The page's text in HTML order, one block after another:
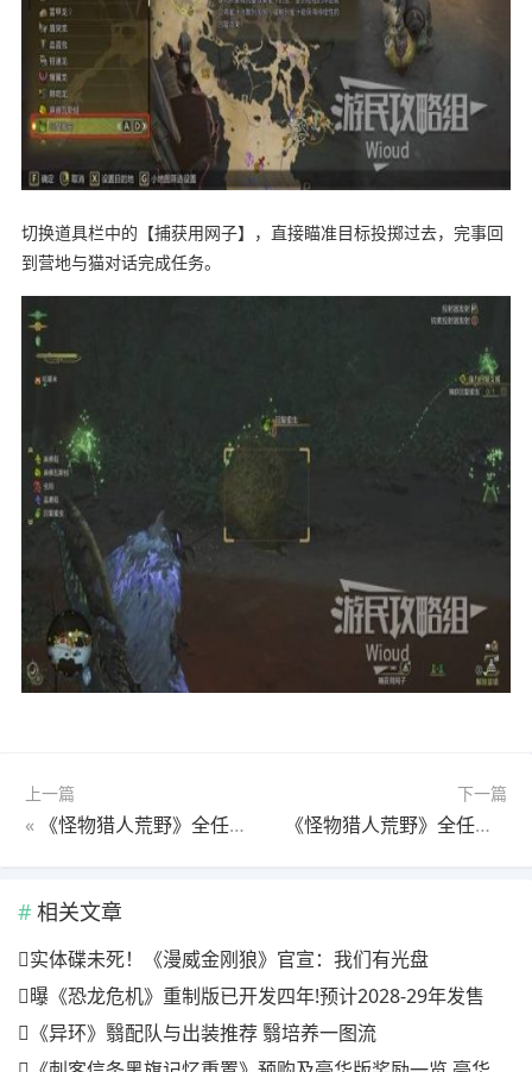
切换道具栏中的【捕获用网子】，直接瞄准目标投掷过去，完事回
到营地与猫对话完成任务。
上一篇
« 《怪物猎人荒野》全任务图文流程攻略4-3 全怪物打法及支线攻略
下一篇
《怪物猎人荒野》全任务图文流程攻略4-5 全怪物打法及支线攻略
相关文章
实体碟未死！《漫威金刚狼》官宣：我们有光盘
曝《恐龙危机》重制版已开发四年!预计2028-29年发售
《异环》翳配队与出装推荐 翳培养一图流